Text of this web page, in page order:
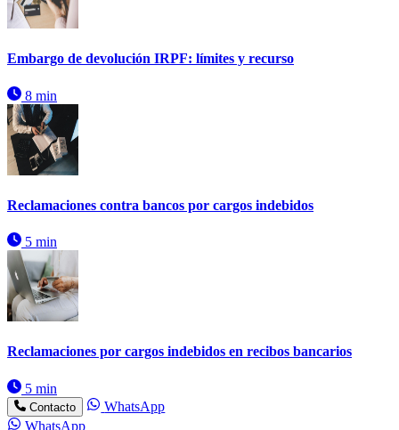
Embargo de devolución IRPF: límites y recurso
8 min
Reclamaciones contra bancos por cargos indebidos
5 min
Reclamaciones por cargos indebidos en recibos bancarios
5 min
Contacto
WhatsApp
WhatsApp